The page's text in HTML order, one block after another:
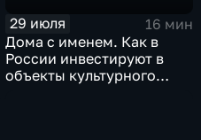
29 июля
16 мин
Дома с именем. Как в
России инвестируют в
объекты культурного